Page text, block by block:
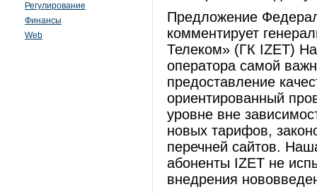
Регулирование
Финансы
Web
Предложение
комментирует
Телеком» (ГК IZET)
оператора самой
предоставление
ориентированный
уровне вне
новых тарифов,
перечней сайтов.
абоненты IZET не
внедрения